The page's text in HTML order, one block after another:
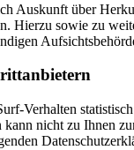
Auskunft über
Hierzu sowie zu
Verhalten
nicht zu Ihnen